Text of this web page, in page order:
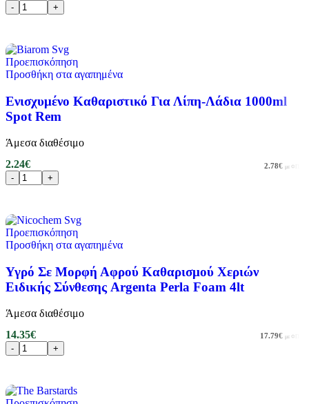
Προεπισκόπηση
Προσθήκη στα αγαπημένα
Ενισχυμένο Καθαριστικό Για Λίπη-Λάδια 1000ml
Spot Rem
Άμεσα διαθέσιμο
2.24€ 2.78€ με ΦΠΑ
Προεπισκόπηση
Προσθήκη στα αγαπημένα
Υγρό Σε Μορφή Αφρού Καθαρισμού Χεριών
Ειδικής Σύνθεσης Argenta Perla Foam 4lt
Άμεσα διαθέσιμο
14.35€ 17.79€ με ΦΠΑ